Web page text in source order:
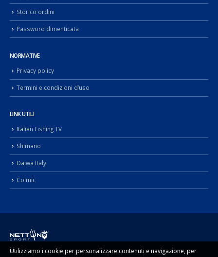
Storico ordini
Password dimenticata
NORMATIVE
Privacy policy
Termini e condizioni d’uso
LINK UTILI
Italian Fishing TV
Shimano
Daiwa Italy
Colmic
© Copyright 2022. Nettuno Sport di Sugameli Rocco p.i. 02092990817 -
Utilizziamo i cookie per personalizzare contenuti e navigazione, per